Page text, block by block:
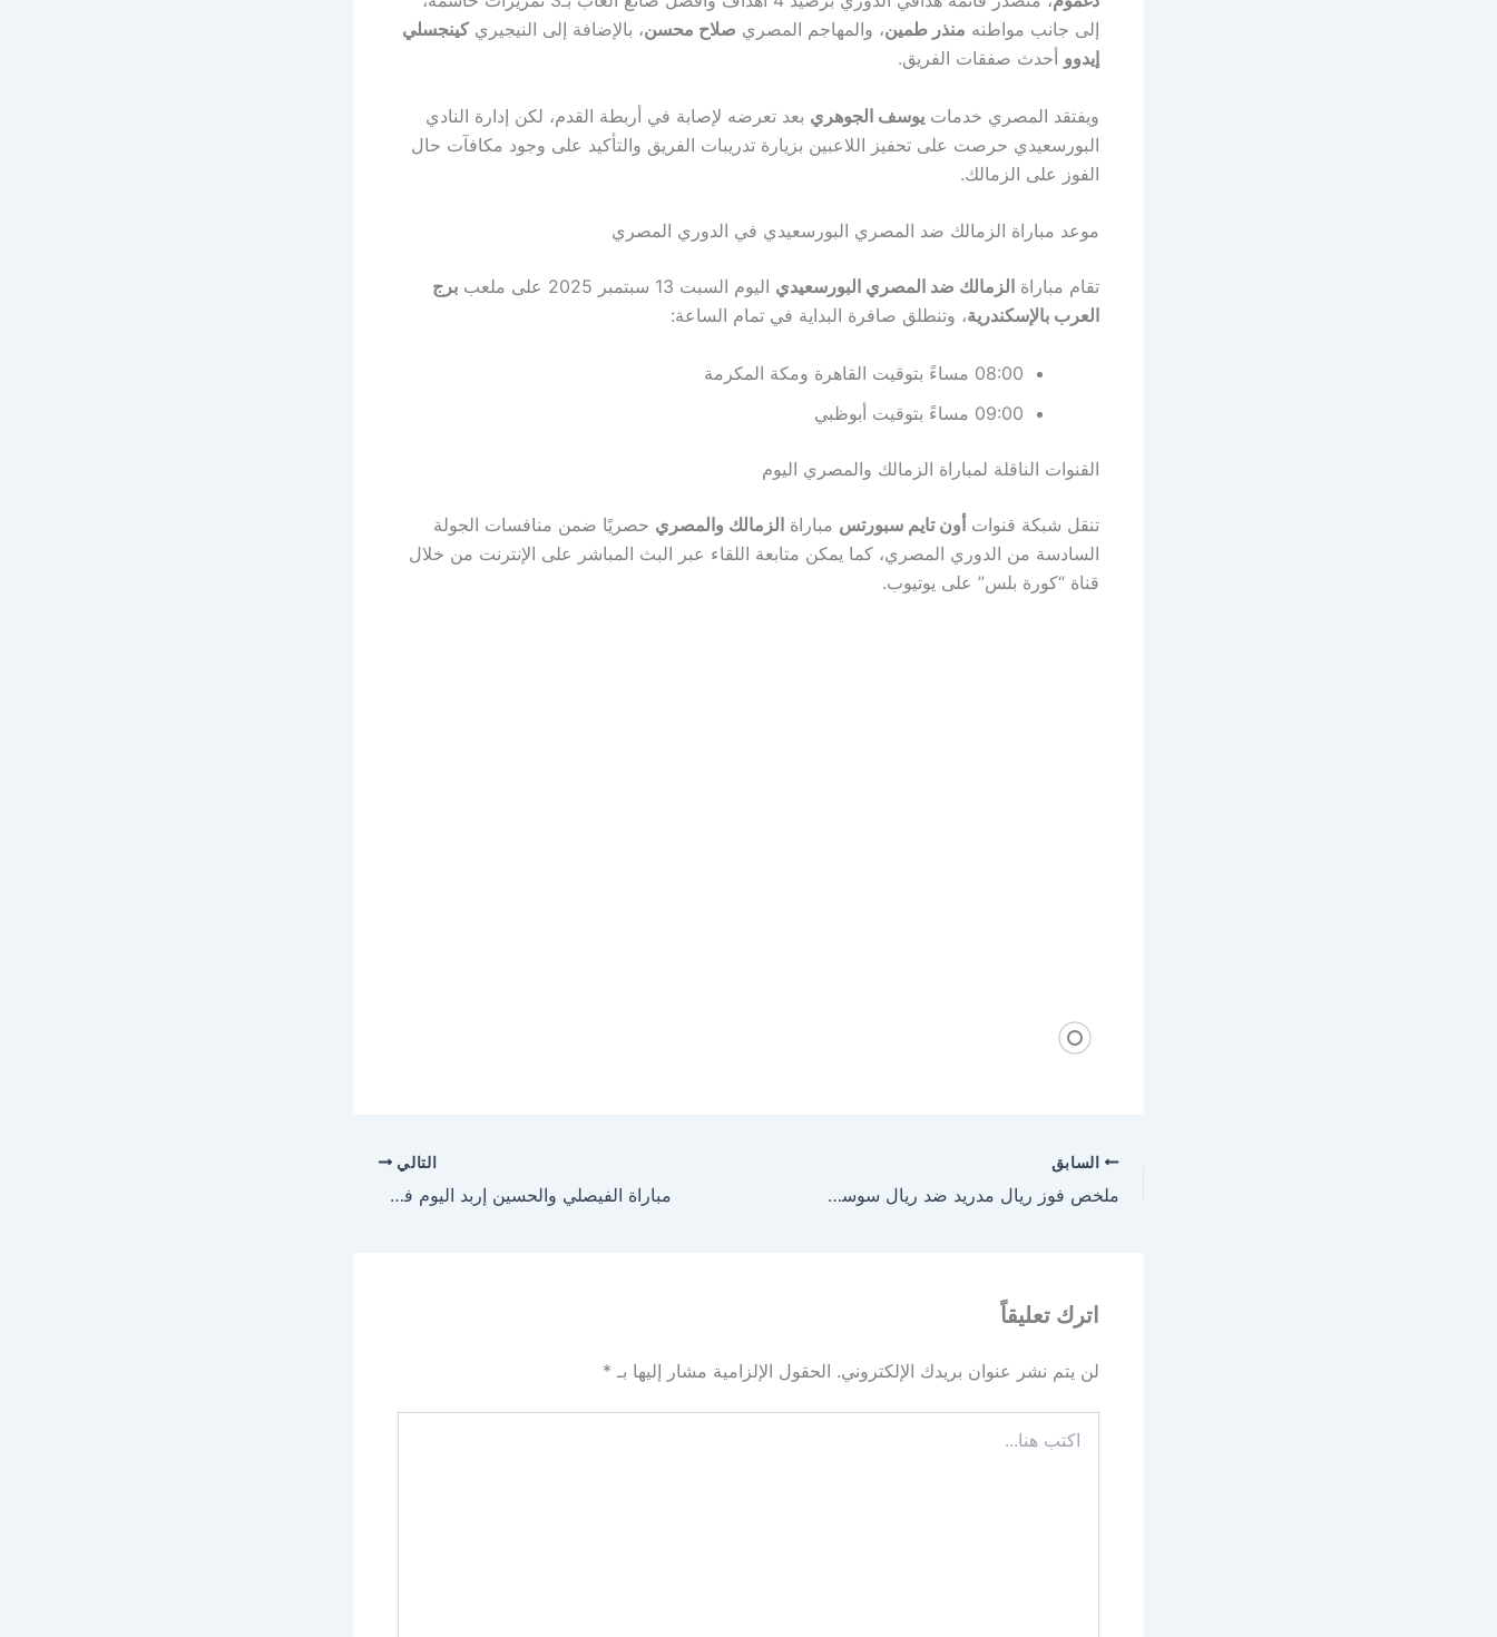
إلى جانب مواطنه منذر طمين، والمهاجم المصري صلاح محسن، بالإضافة إلى النيجيريكينجسلي
إيدوو أحدث صفقات الفريق.
ويفتقد المصري خدمات يوسف الجوهري بعد تعرضه لإصابة في أربطة القدم، لكن إدارة النادي
البورسعيدي حرصت على تحفيز اللاعبين بزيارة تدريبات الفريق والتأكيد على وجود مكافآت حال
الفوز على الزمالك.
موعد مباراة الزمالك ضد المصري البورسعيدي في الدوري المصري
تقام مباراة الزمالك ضد المصري البورسعيدي اليوم السبت 13 سبتمبر 2025 على ملعب
برج
العرب بالإسكندرية، وتنطلق صافرة البداية في تمام الساعة:
08:00 مساءً بتوقيت القاهرة ومكة المكرمة
09:00 مساءً بتوقيت أبوظبي
القنوات الناقلة لمباراة الزمالك والمصري اليوم
تنقل شبكة قنوات أون تايم سبورتس مباراة الزمالك والمصري حصريًا ضمن منافسات الجولة
السادسة من الدوري المصري، كما يمكن متابعة اللقاء عبر البث المباشر على الإنترنت من خلال
قناة “كورة بلس” على يوتيوب.
السابق
ملخص فوز ريال مدريد ضد ريال سوسيداد اليوم في الدوري الإسباني 2026
التالي
مباراة الفيصلي والحسين إربد اليوم في الدوري الأردني
اترك تعليقاً
لن يتم نشر عنوان بريدك الإلكتروني. الحقول الإلزامية مشار إليها بـ *
هنا...